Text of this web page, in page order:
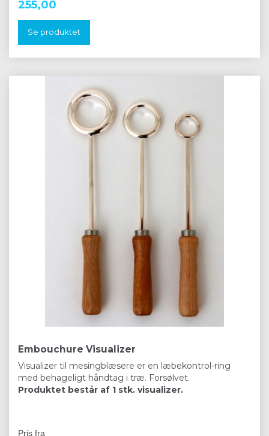
255,00
Se produktet
Embouchure Visualizer
Visualizer til mesingblæsere er en læbekontrol-ring
med behageligt håndtag i træ. Forsølvet.
Produktet består af 1 stk. visualizer.
Pris fra